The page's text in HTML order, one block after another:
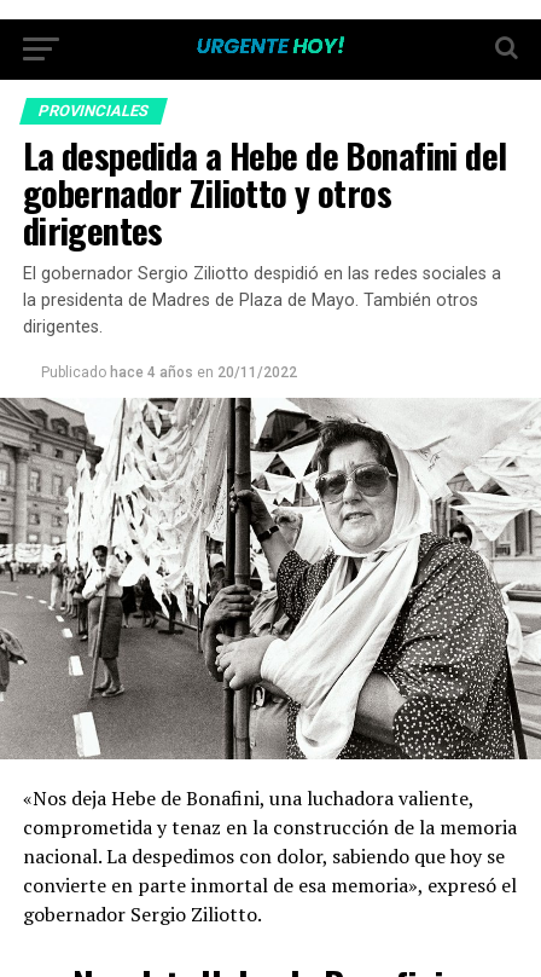
PROVINCIALES
La despedida a Hebe de Bonafini del
gobernador Ziliotto y otros
dirigentes
El gobernador Sergio Ziliotto despidió en las redes sociales a
la presidenta de Madres de Plaza de Mayo. También otros
dirigentes.
Publicado hace 4 años en 20/11/2022
«Nos deja Hebe de Bonafini, una luchadora valiente,
comprometida y tenaz en la construcción de la memoria
nacional. La despedimos con dolor, sabiendo que hoy se
convierte en parte inmortal de esa memoria», expresó el
gobernador Sergio Ziliotto.